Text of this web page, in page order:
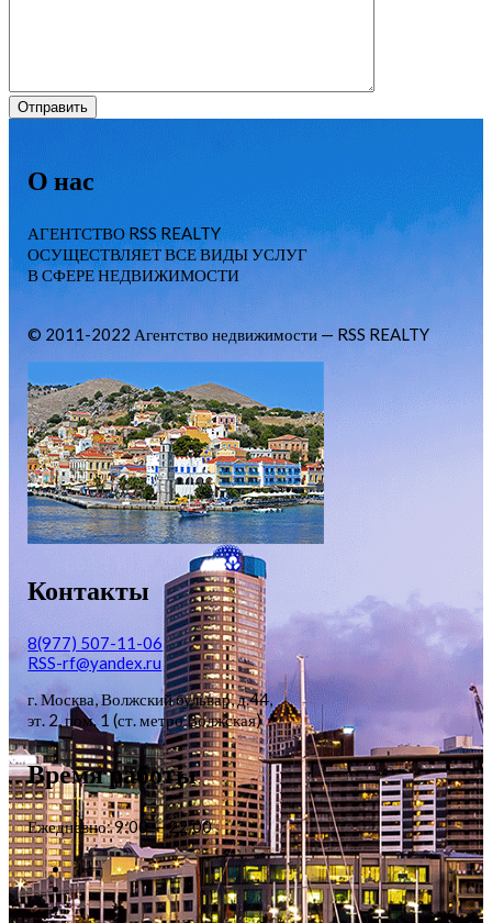
О нас
АГЕНТСТВО RSS REALTY
ОСУЩЕСТВЛЯЕТ ВСЕ ВИДЫ УСЛУГ
В СФЕРЕ НЕДВИЖИМОСТИ
© 2011-2022 Агентство недвижимости — RSS REALTY
Контакты
8(977) 507-11-06
RSS-rf@yandex.ru
г. Москва, Волжский бульвар, д.44,
эт. 2, пом. 1 (ст. метро Волжская)
Время работы
Ежедневно: 9:00 — 22:00